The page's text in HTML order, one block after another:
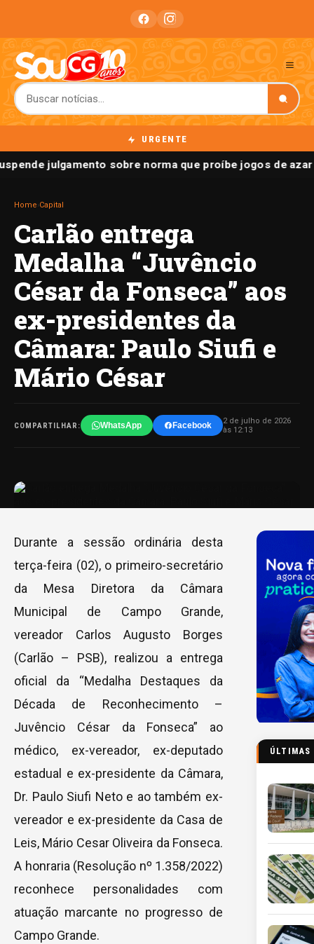
URGENTE
julgamento sobre norma que proíbe jogos de azar
Home Capital
Carlão entrega
Medalha “Juvêncio
César da Fonseca” aos
ex-presidentes da
Câmara: Paulo Siufi e
Mário César
COMPARTILHAR: WhatsApp Facebook
2 de julho de 2026
às 12:13
Durante a sessão ordinária desta
terça-feira (02), o primeiro-secretário
da Mesa Diretora da Câmara
Municipal de Campo Grande,
vereador Carlos Augusto Borges
(Carlão – PSB), realizou a entrega
oficial da “Medalha Destaques da
Década de Reconhecimento –
Juvêncio César da Fonseca” ao
médico, ex-vereador, ex-deputado
estadual e ex-presidente da Câmara,
Dr. Paulo Siufi Neto e ao também ex-
vereador e ex-presidente da Casa de
Leis, Mário Cesar Oliveira da Fonseca.
A honraria (Resolução nº 1.358/2022)
reconhece personalidades com
atuação marcante no progresso de
Campo Grande.